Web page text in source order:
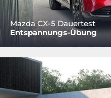
Mazda CX-5 Dauertest
Entspannungs-Übung